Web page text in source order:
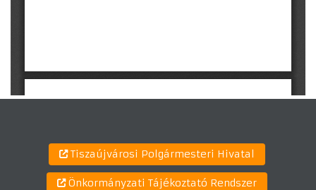
Tiszaújvárosi Polgármesteri Hivatal
Önkormányzati Tájékoztató Rendszer